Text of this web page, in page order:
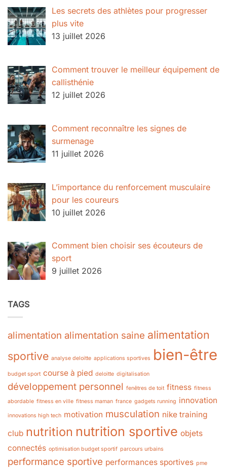
Les secrets des athlètes pour progresser
plus vite
13 juillet 2026
Comment trouver le meilleur équipement de
callisthénie
12 juillet 2026
Comment reconnaître les signes de
surmenage
11 juillet 2026
L’importance du renforcement musculaire
pour les coureurs
10 juillet 2026
Comment bien choisir ses écouteurs de
sport
9 juillet 2026
TAGS
alimentation alimentation saine alimentation
sportive analyse deloitte applications sportives bien-être
budget sport course à pied deloitte digitalisation
développement personnel fenêtres de toit fitness fitness
abordable fitness en ville fitness maman france gadgets running innovation
innovations high tech motivation musculation nike training
club nutrition nutrition sportive objets
connectés optimisation budget sportif parcours urbains
performance sportive performances sportives pme